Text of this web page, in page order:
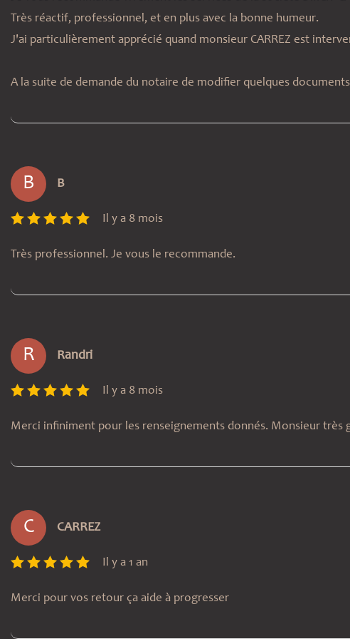
Très réactif, professionnel, et en plus avec la bonne humeur.
J'ai particulièrement apprécié quand monsieur CARREZ est
A la suite de demande du notaire de modifier quelques
B B
Il y a 8 mois
Très professionnel. Je vous le recommande.
R Randri
Il y a 8 mois
Merci infiniment pour les renseignements donnés. Monsieur très
C CARREZ
Il y a 1 an
Merci pour vos retour ça aide à progresser